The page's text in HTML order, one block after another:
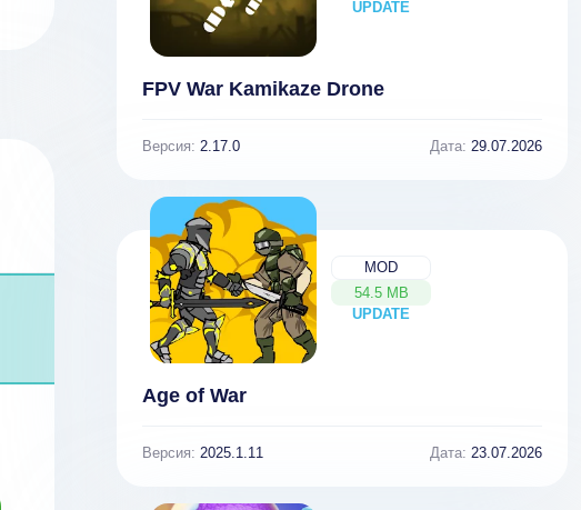
UPDATE
NEW
FPV War Kamikaze Drone
Версия: 2.17.0 Дата: 29.07.2026
MOD
54.5 MB
UPDATE
NEW
Age of War
Версия: 2025.1.11 Дата: 23.07.2026